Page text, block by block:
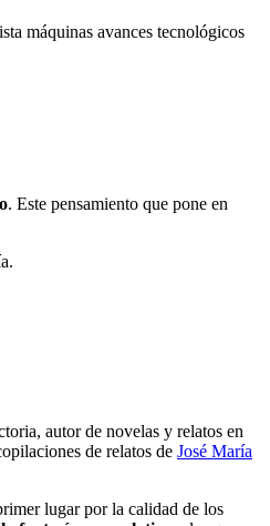
máquinas avances tecnológicos
. Este pensamiento que pone en
autor de novelas y relatos en
de relatos de José María
lugar por la calidad de los